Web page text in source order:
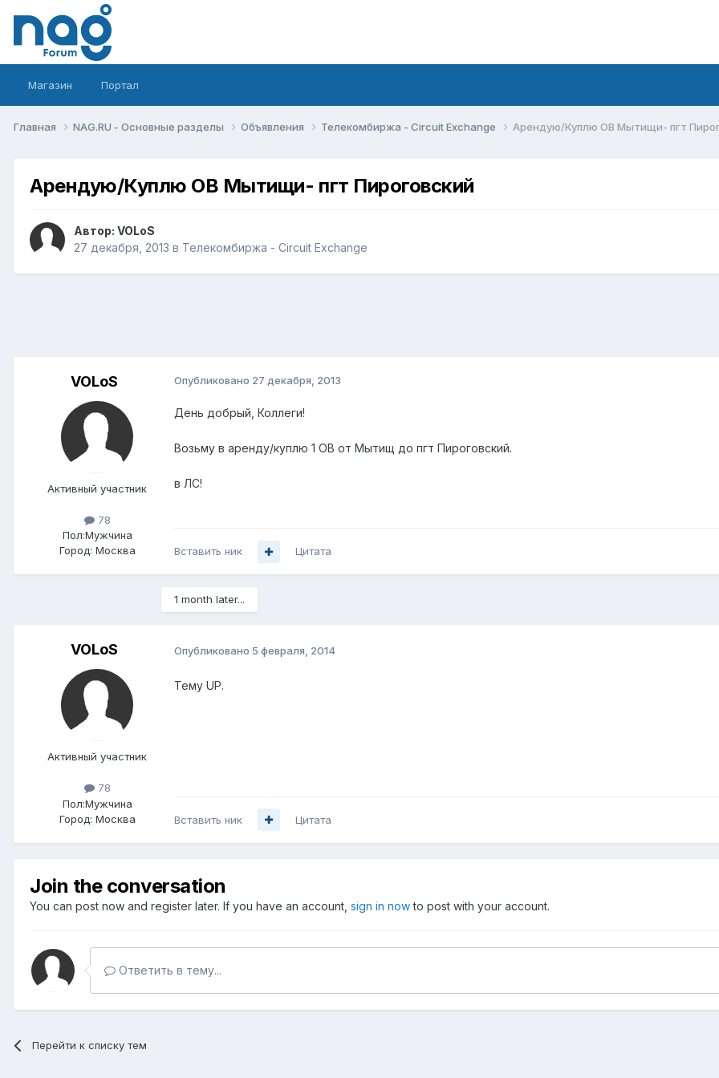
Магазин Портал
Главная NAG.RU - Основные разделы Объявления Телекомбиржа - Circuit Exchange Арендую/Куплю ОВ Мытищи- пгт
Арендую/Куплю ОВ Мытищи- пгт Пироговский
Автор: VOLoS
27 декабря, 2013 в Телекомбиржа - Circuit Exchange
VOLoS
Активный участник
78
Пол:Мужчина
Город: Москва
Опубликовано 27 декабря, 2013
День добрый, Коллеги!
Возьму в аренду/куплю 1 ОВ от Мытищ до пгт Пироговский.
в ЛС!
Вставить ник Цитата
1 month later...
VOLoS
Активный участник
78
Пол:Мужчина
Город: Москва
Опубликовано 5 февраля, 2014
Тему UP.
Вставить ник Цитата
Join the conversation
You can post now and register later. If you have an account, sign in nowto post with your account.
Ответить в тему...
Перейти к списку тем